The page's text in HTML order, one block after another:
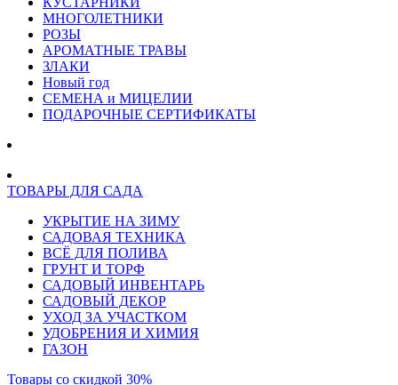
МНОГОЛЕТНИКИ
РОЗЫ
АРОМАТНЫЕ ТРАВЫ
ЗЛАКИ
Новый год
СЕМЕНА и МИЦЕЛИИ
ПОДАРОЧНЫЕ СЕРТИФИКАТЫ
ТОВАРЫ ДЛЯ САДА
УКРЫТИЕ НА ЗИМУ
САДОВАЯ ТЕХНИКА
ВСЁ ДЛЯ ПОЛИВА
ГРУНТ И ТОРФ
САДОВЫЙ ИНВЕНТАРЬ
САДОВЫЙ ДЕКОР
УХОД ЗА УЧАСТКОМ
УДОБРЕНИЯ И ХИМИЯ
ГАЗОН
Товары со скидкой 30%